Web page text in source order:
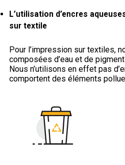
L’utilisation d’encres
sur textile
Pour l’impression sur textiles,
composées d’eau et de
Nous n’utilisons en effet pas
comportent des éléments